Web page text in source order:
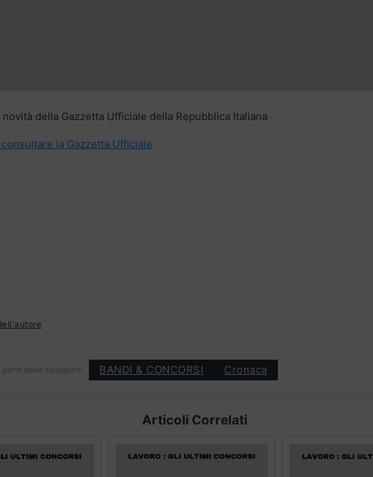
della Gazzetta Ufficiale della Repubblica Italiana
la Gazzetta Ufficiale
delle categorie: BANDI & CONCORSI Cronaca
Articoli Correlati